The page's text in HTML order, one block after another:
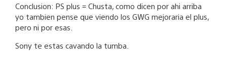
Conclusion: PS plus = Chusta, como dicen por ahi arriba
yo tambien pense que viendo los GWG mejoraria el plus,
pero ni por esas.
Sony te estas cavando la tumba.